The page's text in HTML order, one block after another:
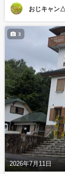
おじキャン△
2026年7月11日
3